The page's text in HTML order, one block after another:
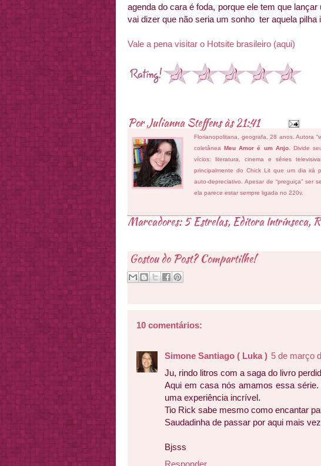
agenda do cara é foda, porque ele tem que
vai dizer que não seria um sonho ter aquela pilha
Vale a pena visitar o Hotsite brasileiro (aqui)
PorJulianna Steffensàs21:41
Florianopolitana, geografa, 28 anos. Autora
coletâneaMeu Amor é um Anjo. Divide
vícios: literatura, cinema e séries
principalmente do Chick Lit que um dia irá
auto-depreciativo. Apesar de “preguiça” ser
ela parece estar sempre ligada no 220v.
Marcadores:5 Estrelas,Editora Intrínseca,
Gostou do Post? Compartilhe!
10 comentários:
Simone Santiago ( Luka ) 5 de março
Ju, rindo litros com a saga do livro
Aqui em casa nós amamos essa
uma experiência incrível.
Tio Rick sabe mesmo como encantar
Saudadinha de passar por aqui mais
Bjsss
Responder